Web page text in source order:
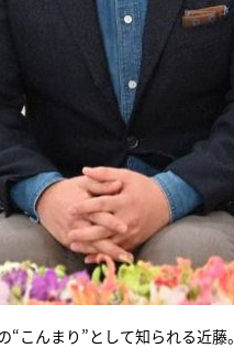
“こんまり”として知られる近藤。